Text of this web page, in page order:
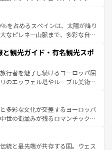
い田園風景やアマルフィ海岸の絶
せない。観光の合間には、本場の
のイタリア料理を堪能することも
、忘れられない旅をしてみよう！
報は
を占めるスペインは、太陽が降り
なピレネー山脈まで、多彩な自然
、情熱的なフラメンコ、熱気あふ
いタパスが生活の一部となってい
練された雰囲気や、バルセロナの
、地方では古代ローマ遺跡や中世
や気候が異なるスペインはその個
性で訪れる人を魅了する。 なお、新着のスペイン情報は コ
ほしい。
と観光ガイド・有名観光スポ
行者を魅了し続けるヨーロッパ屈
のエッフェル塔やルーブル美術館
ている。華麗な宮殿、歴史的な大
して豊かな自然が、訪れる者を心
ランスは美食の国としても知ら
地であるランス、プロヴァンスの
ど、多彩な楽しみ方が可能だ。さ
多彩な文化が交差するヨーロッパ
世の街並みが残るロマンチック街
を歩いても飽きることがない。ベ
イエルン州のアルプスの絶景、そ
統と最先端が共存する国。ウェス